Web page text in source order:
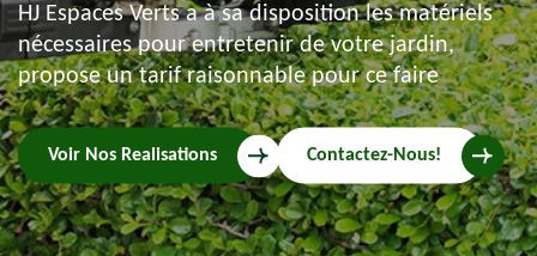
HJ Espaces Verts a à sa disposition les matériels
nécessaires pour entretenir de votre jardin,
propose un tarif raisonnable pour ce faire
Voir Nos Realisations Contactez-Nous!